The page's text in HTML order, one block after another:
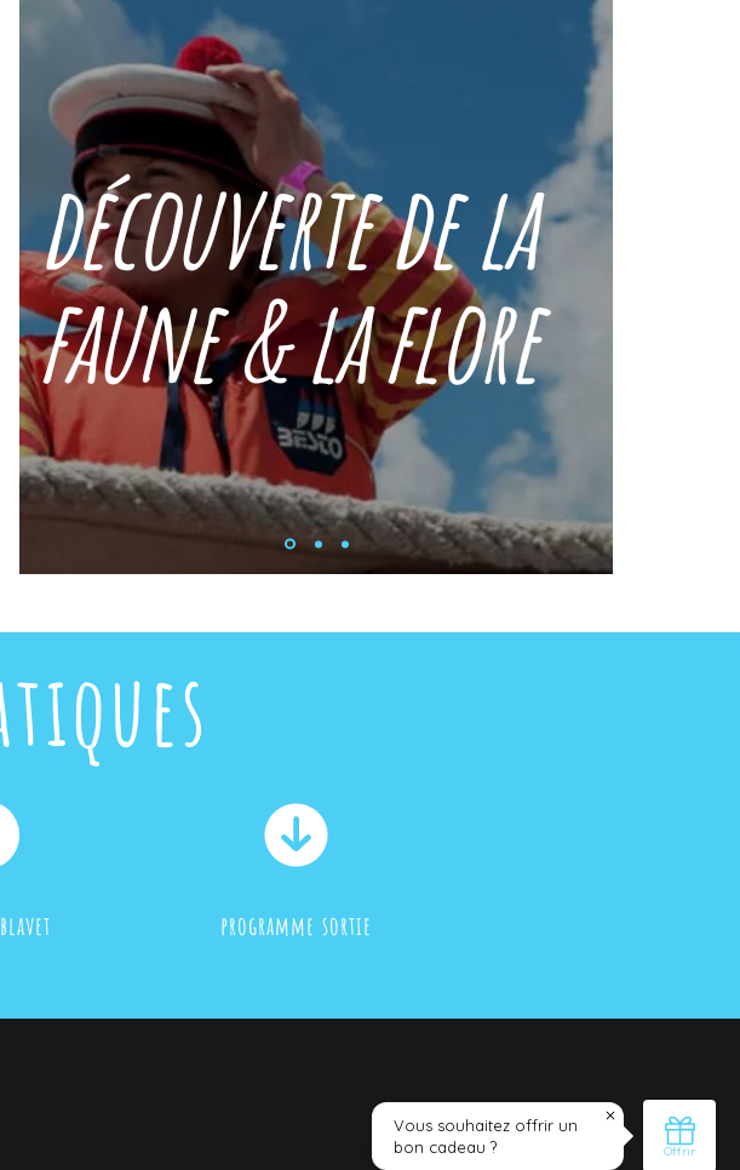
découverte de la
faune & la flore
programme sortie
© 2016